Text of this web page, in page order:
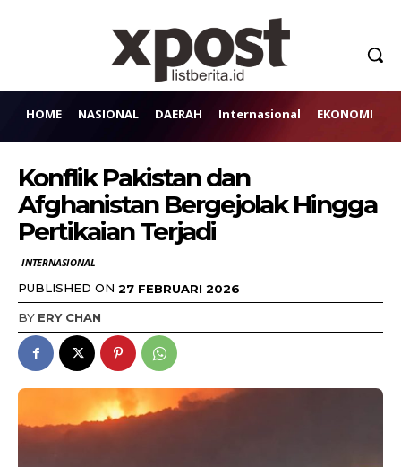
HOME NASIONAL DAERAH Internasional EKONOMI
Konflik Pakistan dan
Afghanistan Bergejolak Hingga
Pertikaian Terjadi
INTERNASIONAL
PUBLISHED ON 27 FEBRUARI 2026
BY ERY CHAN